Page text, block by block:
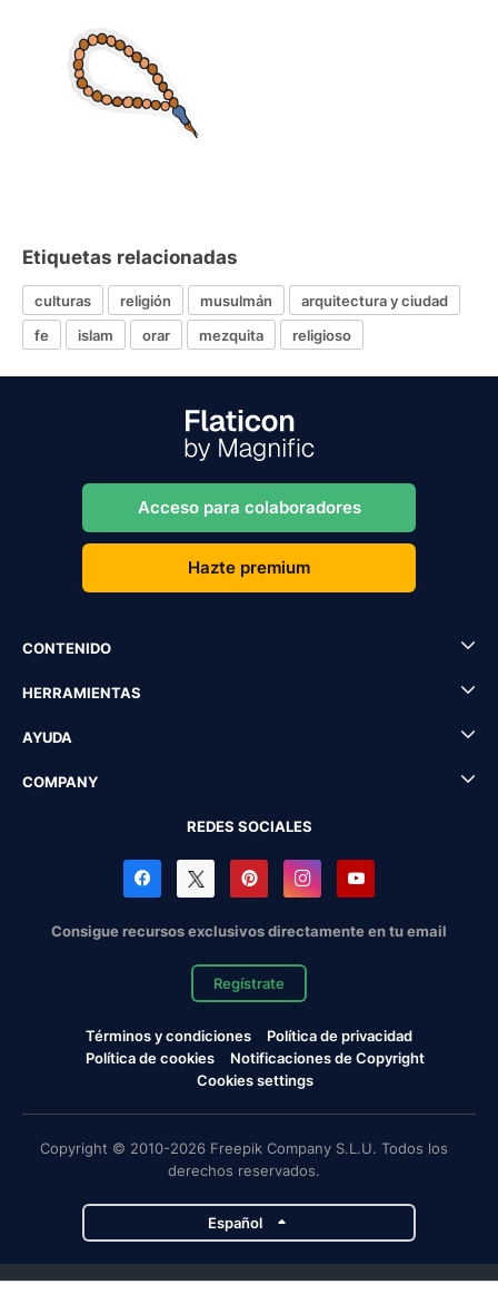
Etiquetas relacionadas
culturas religión musulmán
arquitectura y ciudad
fe
islam orar mezquita religioso
Acceso para colaboradores
Hazte premium
CONTENIDO
HERRAMIENTAS
AYUDA
COMPANY
REDES SOCIALES
Consigue recursos exclusivos directamente en tu email
Regístrate
Términos y condiciones
Política de privacidad
Política de cookies
Notificaciones de Copyright
Cookies settings
Copyright © 2010-2026 Freepik Company S.L.U. Todos los
derechos reservados.
Español